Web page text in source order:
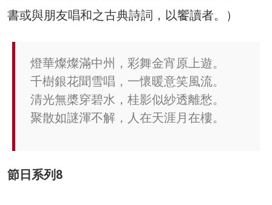
書或與朋友唱和之古典詩詞，以饗讀者。）
燈華燦燦滿中州，彩舞金宵原上遊。
千樹銀花聞雪唱，一懷暖意笑風流。
清光無槳穿碧水，桂影似紗透離愁。
聚散如謎渾不解，人在天涯月在樓。
節日系列8